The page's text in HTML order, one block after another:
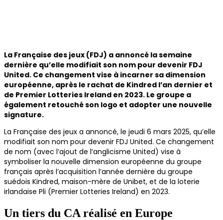
La Française des jeux (FDJ) a annoncé la semaine
dernière qu’elle modifiait son nom pour devenir FDJ
United. Ce changement vise à incarner sa dimension
européenne, après le rachat de Kindred l’an dernier et
de Premier Lotteries Ireland en 2023. Le groupe a
également retouché son logo et adopter une nouvelle
signature.
La Française des jeux a annoncé, le jeudi 6 mars 2025, qu’elle
modifiait son nom pour devenir FDJ United. Ce changement
de nom (avec l’ajout de l’anglicisme United) vise à
symboliser la nouvelle dimension européenne du groupe
français après l’acquisition l’année dernière du groupe
suédois Kindred, maison-mère de Unibet, et de la loterie
irlandaise Pli (Premier Lotteries Ireland) en 2023.
Un tiers du CA réalisé en Europe